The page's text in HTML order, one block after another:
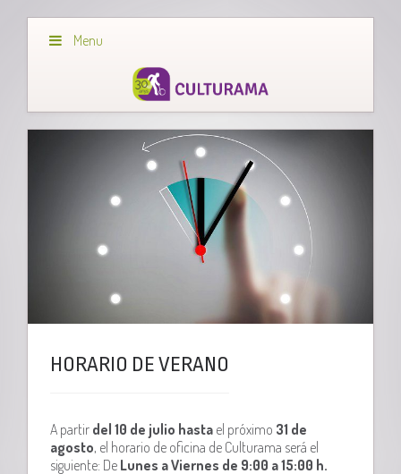
Menu
HORARIO DE VERANO
A partir del 10 de julio hasta el próximo 31 de
agosto, el horario de oficina de Culturama será el
siguiente: De Lunes a Viernes de 9:00 a 15:00 h.